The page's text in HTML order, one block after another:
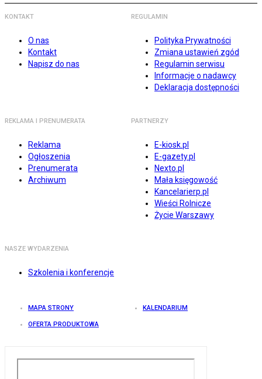
KONTAKT
O nas
Kontakt
Napisz do nas
REGULAMIN
Polityka Prywatności
Zmiana ustawień zgód
Regulamin serwisu
Informacje o nadawcy
Deklaracja dostępności
REKLAMA I PRENUMERATA
Reklama
Ogłoszenia
Prenumerata
Archiwum
PARTNERZY
E-kiosk.pl
E-gazety.pl
Nexto.pl
Mała księgowość
Kancelarierp.pl
Wieści Rolnicze
Życie Warszawy
NASZE WYDARZENIA
Szkolenia i konferencje
MAPA STRONY KALENDARIUM
OFERTA PRODUKTOWA